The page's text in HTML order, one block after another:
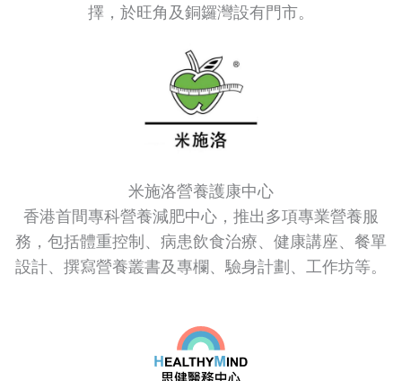
擇，於旺角及銅鑼灣設有門市。
米施洛營養護康中心
香港首間專科營養減肥中心，推出多項專業營養服
務，包括體重控制、病患飲食治療、健康講座、餐單
設計、撰寫營養叢書及專欄、驗身計劃、工作坊等。